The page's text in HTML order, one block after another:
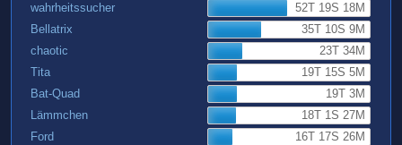
wahrheitssucher
52T 19S 18M
Bellatrix
35T 10S 9M
chaotic
23T 34M
Tita
19T 15S 5M
Bat-Quad
19T 3M
Lämmchen
18T 1S 27M
Ford
16T 17S 26M